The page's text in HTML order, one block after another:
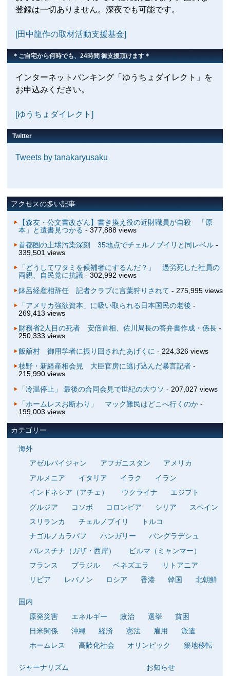
登録は一切ありません。深夜でも可能です。
[田中龍作の取材活動支援基金]
＊ご自宅から何時でも、24時間 御支援頂けます＊
インターネットバンキング「ゆうちょダイレクト」を
お申込みください。
[ゆうちょダイレクト]
Twitter
Tweets by tanakaryusaku
アクセスの多い記事
【森友・公文書改ざん】書き換え役の近財職員が自殺 「原
本」と遺書見つかる - 377,888 views
首都圏の土壌汚染深刻 35地点でチェルノブイリと同レベル-
339,501 views
「どうしてワタミを候補者にするんだ？」 過労死した社員の
両親、自民党に抗議- 302,992 views
鉢呂経産相辞任 記者クラブに言葉狩りされて - 275,995 views
「アメリカ強欲資本」に吸い取られる日本国民の老後 -
269,413 views
財務省2人目の死者 安倍首相、佐川局長の答弁書作成・係長-
250,333 views
飯舘村 御用学者に振り回されたあげくに - 224,326 views
枝野・新経産相会見 大臣官房に逃げ込んだ暴言記者-
215,990 views
「冷温停止」 最後の合同会見で世紀の大ウソ - 207,027 views
「ホームレスお断わり」 マック難民はどこへ行くのか-
199,003 views
カテゴリー
海外
アゼルバイジャン
アフガニスタン
アメリカ
アルメニア
イタリア イラク
イラン
インドネシア（アチェ）
ウクライナ
エジプト
グルジア
コソボ コロンビア シリア
スペイン
スリランカ
チェルノブイリ
トルコ
ナゴルノカラバフ
ハンガリー
バングラデシュ
パレスチナ（ガザ・西岸）
ビルマ（ミャンマー）
フランス
ブラジル ベネズエラ
リトアニア
リビア
レバノン ロシア 香港 韓国 北朝鮮
国内
原発災害
エネルギー 政治 選挙
貧困
日米関係
沖縄 経済 憲法 雇用
派遣
ホームレス
高齢化社会 オリンピック 築地移転
ジャーナリズム お知らせ